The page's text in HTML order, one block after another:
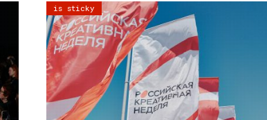
is sticky